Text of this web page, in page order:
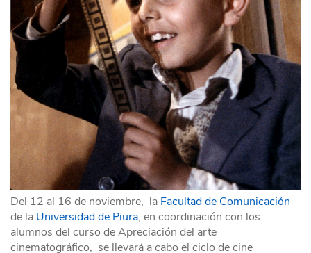
Del 12 al 16 de noviembre, la Facultad de Comunicación
de la Universidad de Piura, en coordinación con los
alumnos del curso de Apreciación del arte
cinematográfico, se llevará a cabo el ciclo de cine